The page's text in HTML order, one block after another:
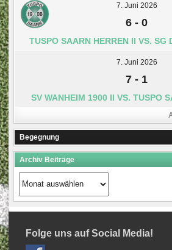
7. Juni 2026
6 - 0
TUSPO SAARN HERREN II VS. SG
7. Juni 2026
7 - 1
SV WANHEIM 1900 II VS. TUSPO
Begegnung
Archiv Beiträge
Archiv
Beiträge
Folge uns auf Social Media!